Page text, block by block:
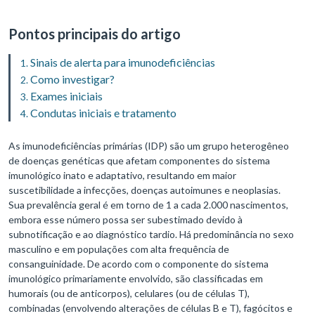
Pontos principais do artigo
Sinais de alerta para imunodeficiências
Como investigar?
Exames iniciais
Condutas iniciais e tratamento
As imunodeficiências primárias (IDP) são um grupo heterogêneo
de doenças genéticas que afetam componentes do sistema
imunológico inato e adaptativo, resultando em maior
suscetibilidade a infecções, doenças autoimunes e neoplasias.
Sua prevalência geral é em torno de 1 a cada 2.000 nascimentos,
embora esse número possa ser subestimado devido à
subnotificação e ao diagnóstico tardio. Há predominância no sexo
masculino e em populações com alta frequência de
consanguinidade. De acordo com o componente do sistema
imunológico primariamente envolvido, são classificadas em
humorais (ou de anticorpos), celulares (ou de células T),
combinadas (envolvendo alterações de células B e T), fagócitos e